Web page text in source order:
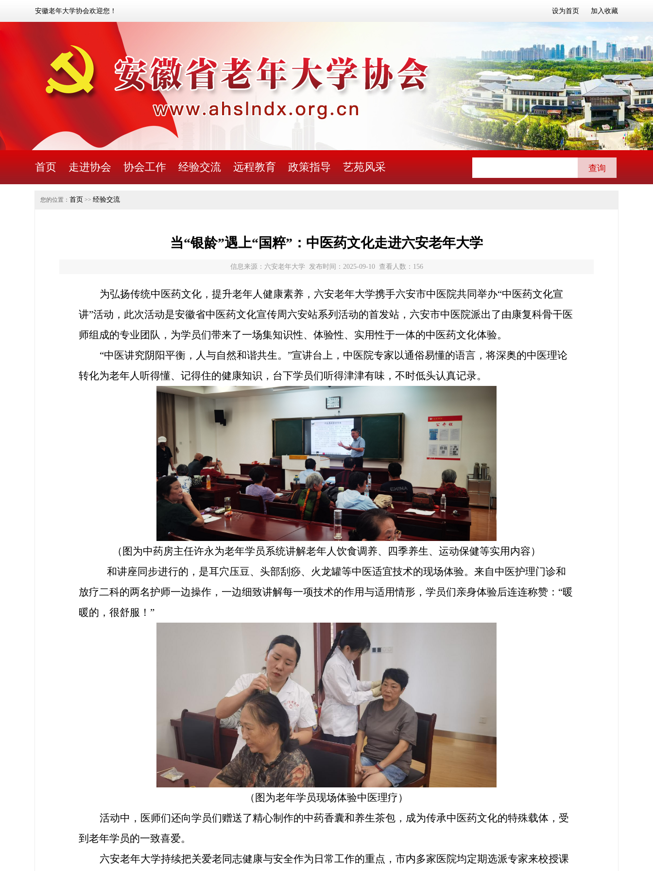
安徽老年大学协会欢迎您！ 设为首页 加入收藏
首页 走进协会 协会工作 经验交流 远程教育 政策指导 艺苑风采
您的位置： 首页 >> 经验交流
当“银龄”遇上“国粹”：中医药文化走进六安老年大学
信息来源：六安老年大学 发布时间：2025-09-10 查看人数： 156
为弘扬传统中医药文化，提升老年人健康素养， 六安老年大学携手六安市中医院共同举办“中医药文化宣
讲”活动， 此次活动是安徽省中医药文化宣传周六安站系列活动的首发站 ， 六安市中医院派出了由康复科骨干医
师组成的专业团队，为学员们带来了一场集知识性、体验性、实用性于一体的中医药文化体验。
“中医讲究阴阳平衡，人与自然和谐共生。 ”宣讲台上，中医院专家以通俗易懂的语言，将深奥的中医理论
转化为老年人听得懂、记得住的健康知识，台下学员们听得津津有味，不时低头认真记录。
（ 图为中药房主任许永为老年学员系统讲解老年人饮食调养、四季养生、运动保健等实用内容）
和讲座同步进行的 ，是耳穴压豆、 头部刮痧、 火龙罐等中医适宜技术的现场体验。 来自中医护理门诊和
放疗二科的两名护师一边操作，一边细致讲解每一项技术的作用与适用情形， 学员们亲身体验后连连称赞： “暖
暖的，很舒服！”
（图为老年学员现场体验中医理疗）
活动中，医师们还向学员们赠送了精心制作的中药香囊和养生茶包，成为传承中医药文化的特殊载体，受
到 老年学员的一致喜爱。
六安老年大学持续把关爱老同志健康与安全作为日常工作的重点 ， 市内多家医院均定期选派专家来校授课